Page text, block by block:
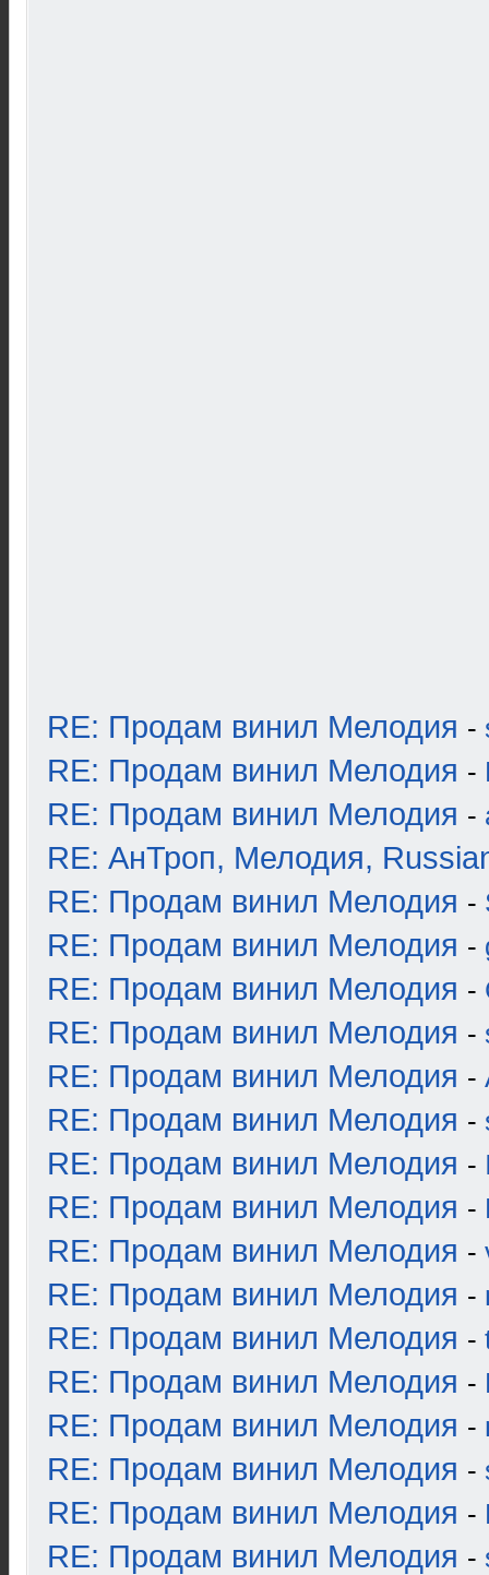
RE: Продам винил Мелодия -
RE: Продам винил Мелодия -
RE: Продам винил Мелодия -
RE: АнТроп, Мелодия,
RE: Продам винил Мелодия -
RE: Продам винил Мелодия -
RE: Продам винил Мелодия -
RE: Продам винил Мелодия -
RE: Продам винил Мелодия -
RE: Продам винил Мелодия -
RE: Продам винил Мелодия -
RE: Продам винил Мелодия -
RE: Продам винил Мелодия -
RE: Продам винил Мелодия -
RE: Продам винил Мелодия -
RE: Продам винил Мелодия -
RE: Продам винил Мелодия -
RE: Продам винил Мелодия -
RE: Продам винил Мелодия -
RE: Продам винил Мелодия -